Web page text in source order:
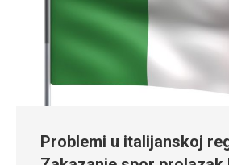
Problemi u italijanskoj